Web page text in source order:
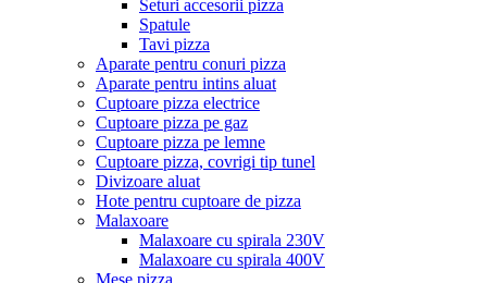
Seturi accesorii pizza
Spatule
Tavi pizza
Aparate pentru conuri pizza
Aparate pentru intins aluat
Cuptoare pizza electrice
Cuptoare pizza pe gaz
Cuptoare pizza pe lemne
Cuptoare pizza, covrigi tip tunel
Divizoare aluat
Hote pentru cuptoare de pizza
Malaxoare
Malaxoare cu spirala 230V
Malaxoare cu spirala 400V
Mese pizza